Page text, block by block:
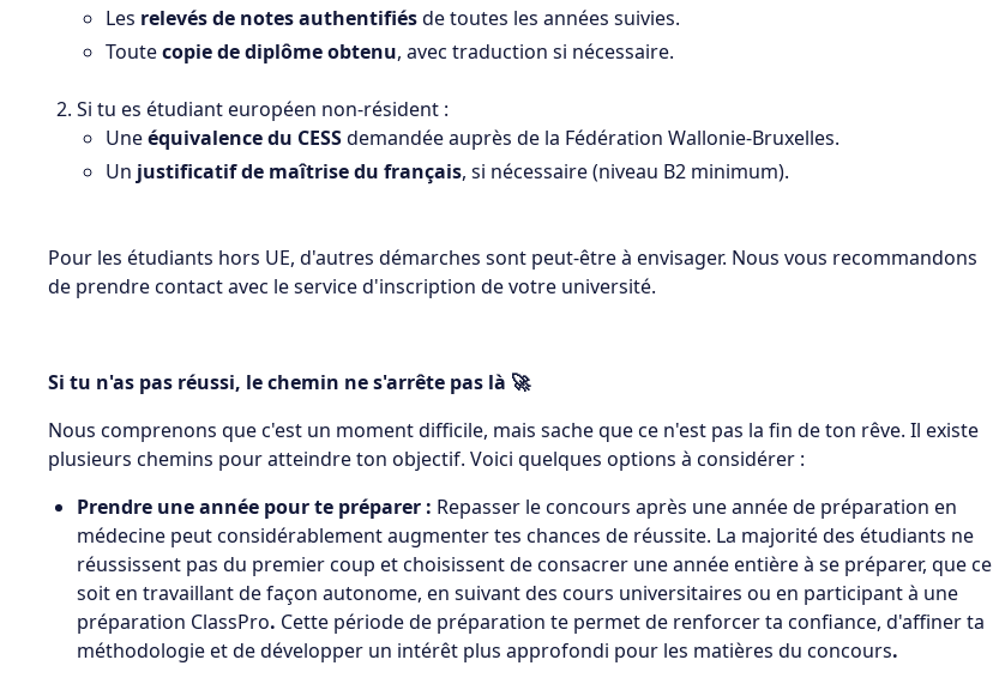
Les relevés de notes authentifiésde toutes les années suivies.
Toutecopie de diplôme obtenu, avec traduction si nécessaire.
Si tu es étudiant européen non-résident :
Uneéquivalence du CESSdemandée auprès de la Fédération Wallonie-Bruxelles.
Un justificatif de maîtrise du français, si nécessaire (niveau B2 minimum).
Pour les étudiants hors UE, d'autres démarches sont peut-être à envisager. Nous vous recommandons
de prendre contact avec le service d'inscription de votre université.
Si tu n'as pas réussi, le chemin ne s'arrête pas là 🚀
Nous comprenons que c'est un moment difficile, mais sache que ce n'est pas la fin de ton rêve. Il existe
plusieurs chemins pour atteindre ton objectif. Voici quelques options à considérer :
Prendre une année pour te préparer : Repasser le concours après une année de préparation en
médecine peut considérablement augmenter tes chances de réussite. La majorité des étudiants ne
réussissent pas du premier coup et choisissent de consacrer une année entière à se préparer, que ce
soit en travaillant de façon autonome, en suivant des cours universitaires ou en participant à une
préparation ClassPro. Cette période de préparation te permet de renforcer ta confiance, d'affiner ta
méthodologie et de développer un intérêt plus approfondi pour les matières du concours.